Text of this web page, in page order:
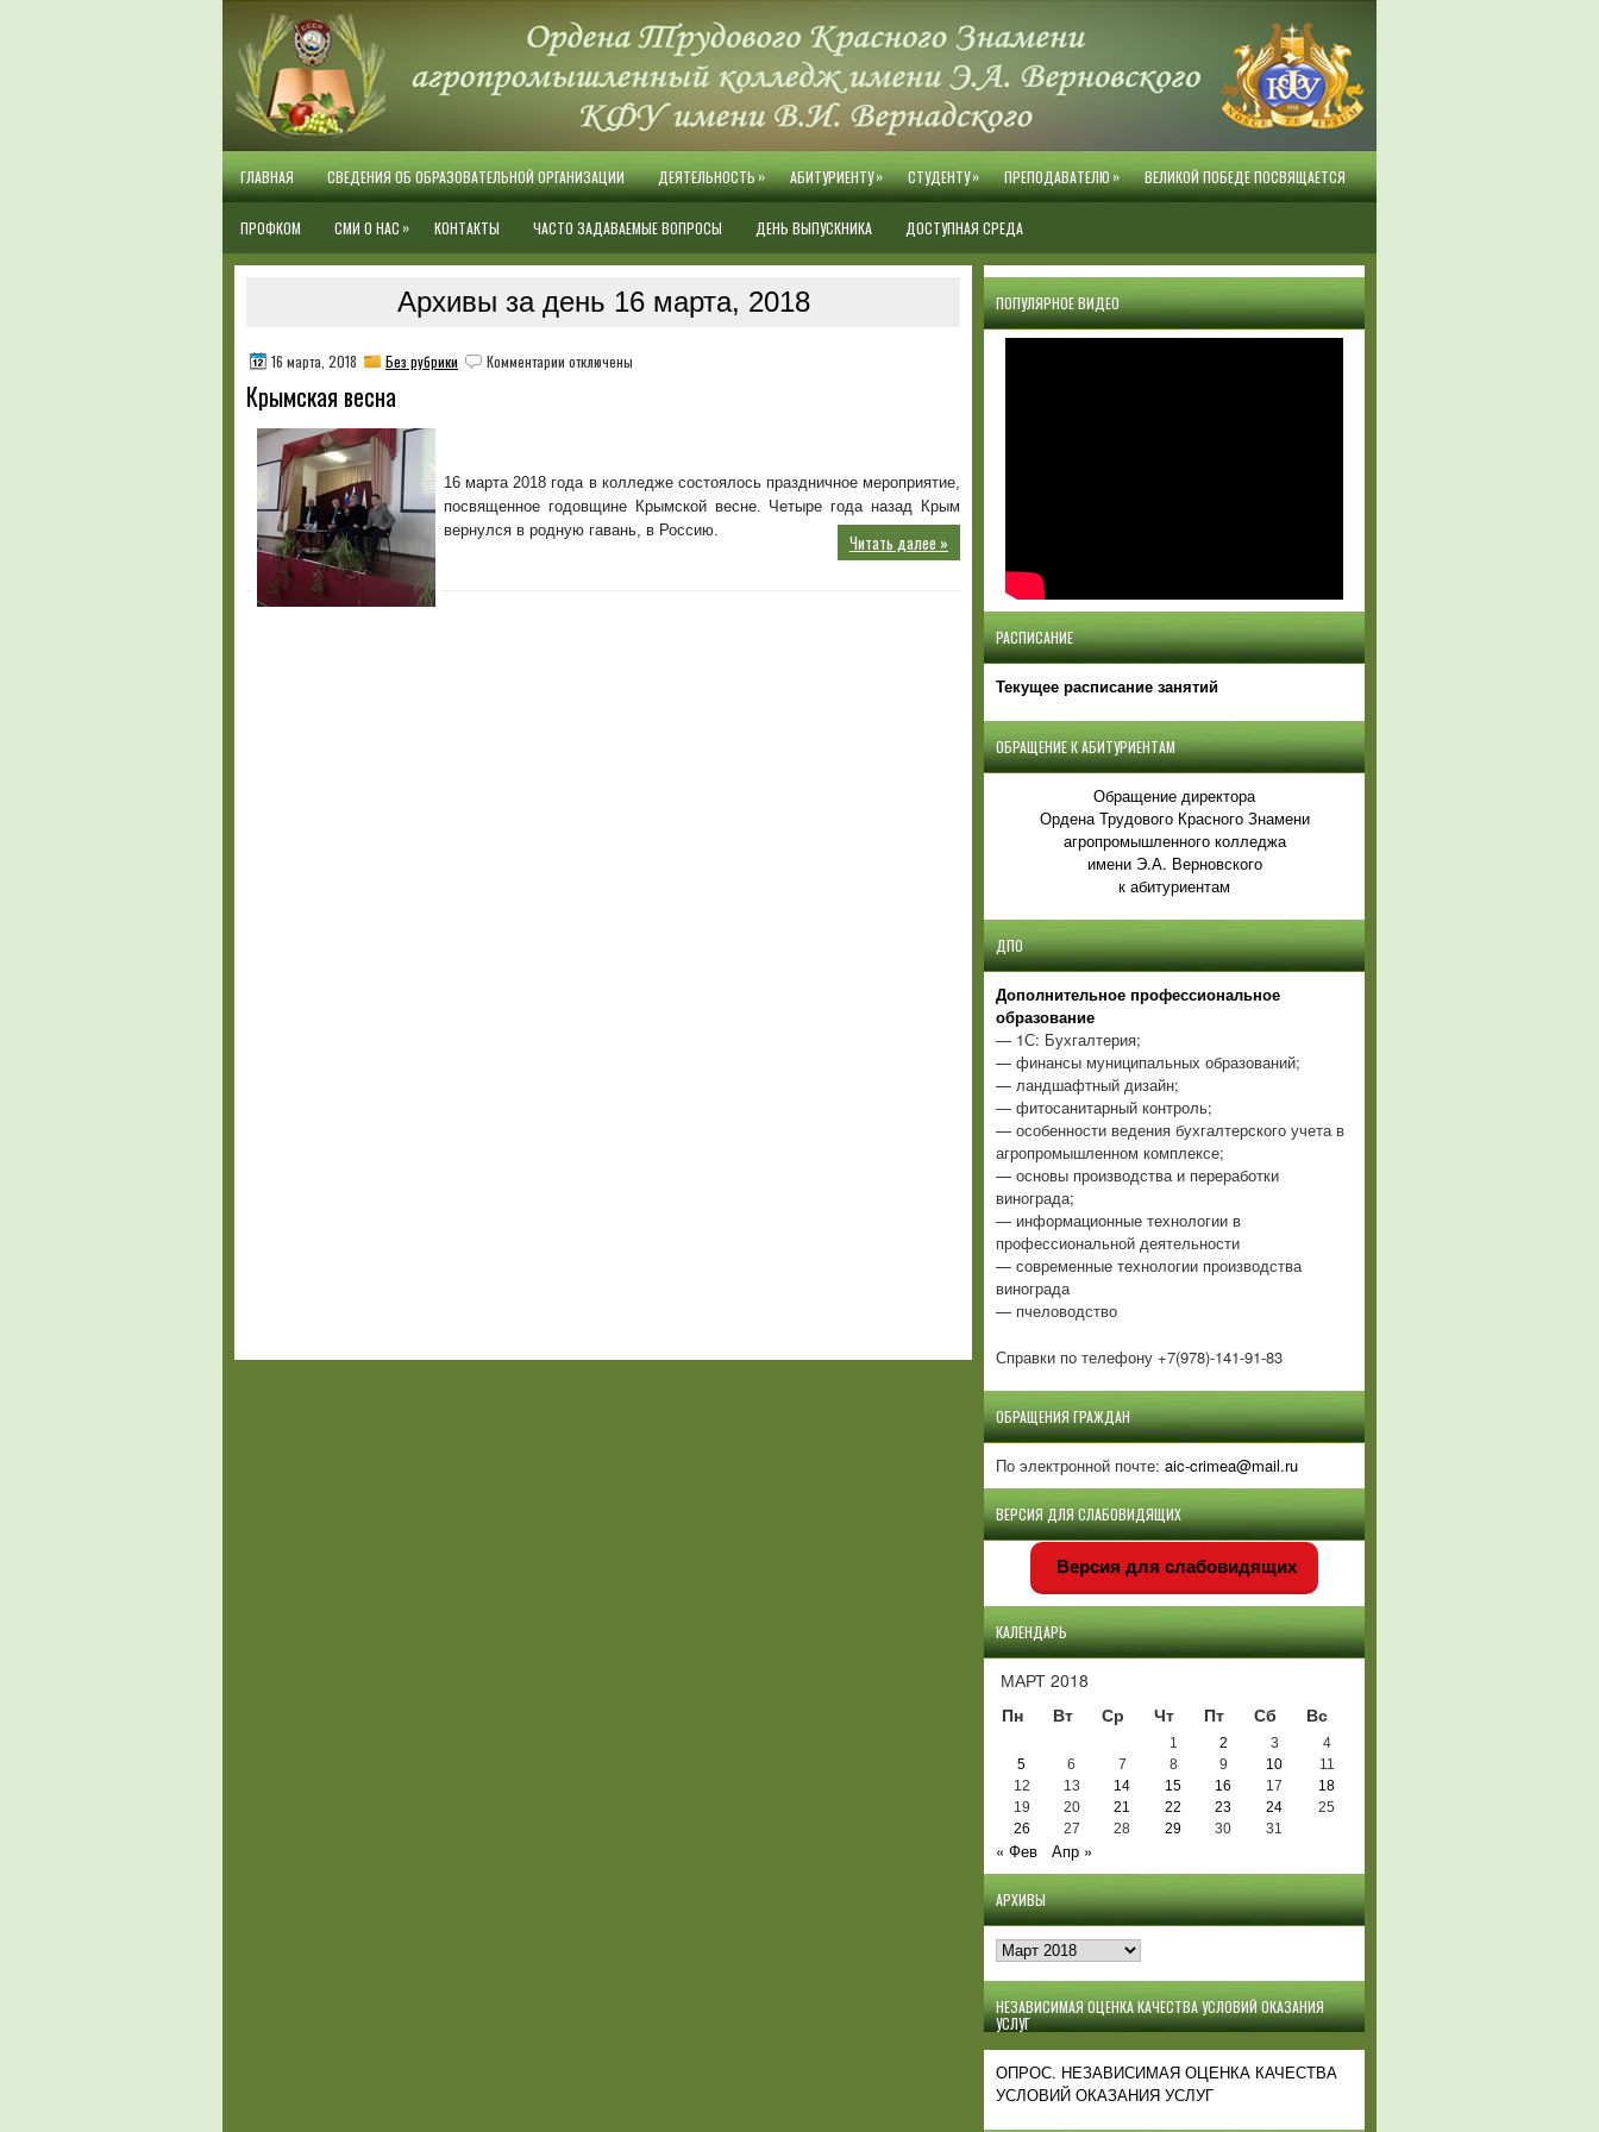
ГЛАВНАЯ СВЕДЕНИЯ ОБ ОБРАЗОВАТЕЛЬНОЙ ОРГАНИЗАЦИИ ДЕЯТЕЛЬНОСТЬ» АБИТУРИЕНТУ» СТУДЕНТУ» ПРЕПОДАВАТЕЛЮ» ВЕЛИКОЙ ПОБЕДЕ ПОСВЯЩАЕТСЯ
ПРОФКОМ СМИ О НАС » КОНТАКТЫ ЧАСТО ЗАДАВАЕМЫЕ ВОПРОСЫ ДЕНЬ ВЫПУСКНИКА ДОСТУПНАЯ СРЕДА
Архивы за день 16 марта, 2018
16 марта, 2018 Без рубрики Комментарии котключены
Крымская весна
16 марта 2018 года в колледже состоялось праздничное мероприятие,
посвященное годовщине Крымской весне. Четыре года назад Крым
вернулся в родную гавань, в Россию.
Читать далее »
ПОПУЛЯРНОЕ ВИДЕО
РАСПИСАНИЕ
Текущее расписание занятий
ОБРАЩЕНИЕ К АБИТУРИЕНТАМ
Обращение директора
Ордена Трудового Красного Знамени
агропромышленного колледжа
имени Э.А. Верновского
к абитуриентам
ДПО
Дополнительное профессиональное
образование
— 1С: Бухгалтерия;
— финансы муниципальных образований;
— ландшафтный дизайн;
— фитосанитарный контроль;
— особенности ведения бухгалтерского учета в
агропромышленном комплексе;
— основы производства и переработки
винограда;
— информационные технологии в
профессиональной деятельности
— современные технологии производства
винограда
— пчеловодство
Справки по телефону +7(978)-141-91-83
ОБРАЩЕНИЯ ГРАЖДАН
По электронной почте: aic-crimea@mail.ru
ВЕРСИЯ ДЛЯ СЛАБОВИДЯЩИХ
Версия для слабовидящих
КАЛЕНДАРЬ
МАРТ 2018
Пн
Вт Ср Чт Пт Сб Вс
1 2 3
4
5
6 7 8 9 10
11
12
13 14 15 16 17
18
19
20 21 22 23 24
25
26
27 28 29 30 31
« Фев Апр »
АРХИВЫ
Архивы
НЕЗАВИСИМАЯ ОЦЕНКА КАЧЕСТВА УСЛОВИЙ ОКАЗАНИЯ
УСЛУГ
ОПРОС. НЕЗАВИСИМАЯ ОЦЕНКА КАЧЕСТВА
УСЛОВИЙ ОКАЗАНИЯ УСЛУГ